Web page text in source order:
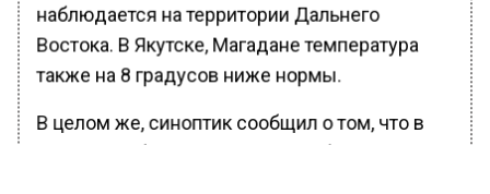
наблюдается на территории Дальнего
Востока. В Якутске, Магадане температура
также на 8 градусов ниже нормы.
В целом же, синоптик сообщил о том, что в